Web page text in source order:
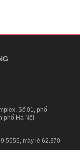
Số 01, phố
phố Hà Nội
5555, máy lẻ 62.370